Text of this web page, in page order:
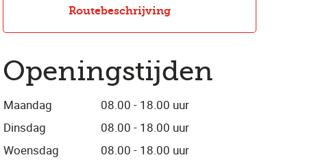
Routebeschrijving
Openingstijden
Maandag
08.00 - 18.00 uur
Dinsdag
08.00 - 18.00 uur
Woensdag
08.00 - 18.00 uur